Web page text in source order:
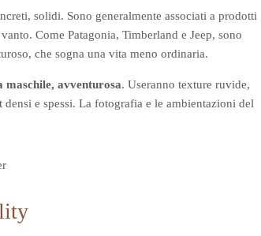
solidi. Sono generalmente associati a prodotti
Come Patagonia, Timberland e Jeep, sono
che sogna una vita meno ordinaria.
maschile, avventurosa. Useranno texture ruvide,
e spessi. La fotografia e le ambientazioni del